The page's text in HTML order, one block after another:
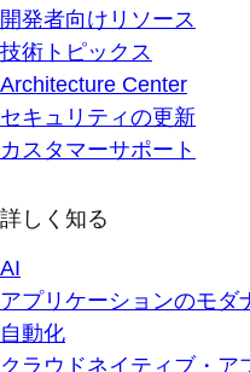
開発者向けリソース
技術トピックス
Architecture Center
セキュリティの更新
カスタマーサポート
詳しく知る
AI
アプリケーションのモダ
自動化
クラウドネイティブ・ア